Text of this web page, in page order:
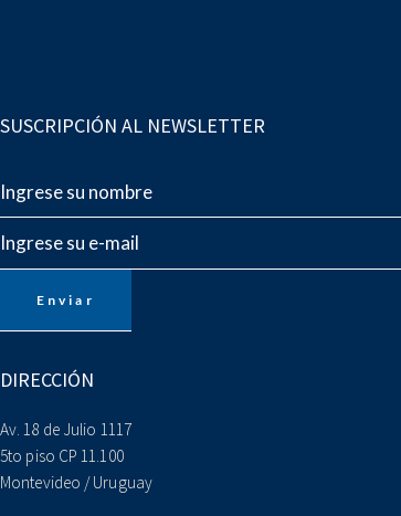
SUSCRIPCIÓN AL NEWSLETTER
DIRECCIÓN
Av. 18 de Julio 1117
5to piso CP 11.100
Montevideo / Uruguay